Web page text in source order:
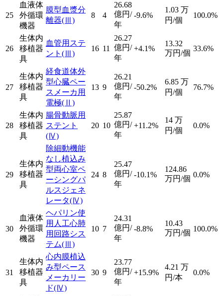
25
血液体
外循環
機器
膜型血漿分
離器(Ⅲ)
8 4
26.68
億円/
年
-9.6%
1.03 万
円/個
100.0%
26
生体内
移植器
具
血管用ステ
ント (Ⅲ)
16 11
26.27
億円/
年
+4.1%
13.32
万円/個
33.6%
27
生体内
移植器
具
経食道体外
型心臓ペー
スメーカ用
電極(Ⅱ)
13 9
26.21
億円/
年
-50.2%
6.85 万
円/個
76.7%
28
生体内
移植器
具
腸骨動脈用
ステント
(Ⅳ)
20 10
25.87
億円/
年
+11.2%
14 万
円/個
0.0%
29
生体内
移植器
具
除細動機能
なし植込み
型両心室ペ
ーシングパ
ルスジェネ
レータ(Ⅳ)
24 8
25.47
億円/
年
-10.1%
124.86
万円/個 0.0%
30
血液体
外循環
機器
ヘパリン使
用人工心肺
用回路シス
テム(Ⅲ)
10 7
24.31
億円/
年
-8.8%
10.43
万円/個 100.0%
31
生体内
移植器
具
心内膜植込
み型ペース
メーカリー
ド(Ⅳ)
30 9
23.77
億円/
年
+15.9%
4.21 万
円/本
0.0%